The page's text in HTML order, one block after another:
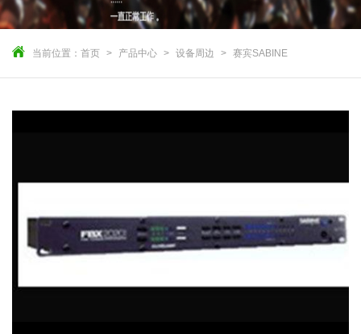
当前位置： 首页 产品中心 设备周边 赛宾SABINE